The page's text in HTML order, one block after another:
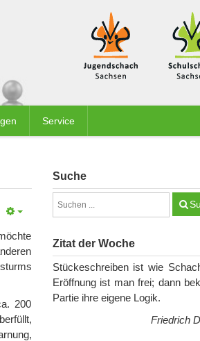
Service
200
Suche
Zitat der Woche
Stückeschreiben ist wie
Eröffnung ist man frei; dann
Partie ihre eigene Logik.
Friedrich